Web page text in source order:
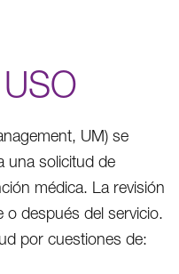
UM) se
una solicitud de
médica. La revisión
o después del servicio.
por cuestiones de: